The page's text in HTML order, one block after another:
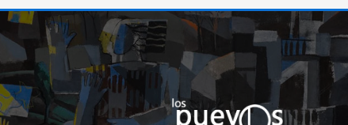
“EL MIEDO ES LA MAYOR
DE TODAS.“